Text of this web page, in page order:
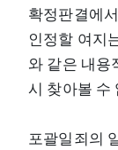
확정판결에
인정할 여지
와 같은 내용
시 찾아볼 수
포괄일죄의